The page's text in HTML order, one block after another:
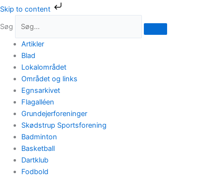
Skip to content
Gå
indholdet
Søg
Artikler
Blad
Lokalområdet
Området og links
Egnsarkivet
Flagalléen
Grundejerforeninger
Skødstrup Sportsforening
Badminton
Basketball
Dartklub
Fodbold